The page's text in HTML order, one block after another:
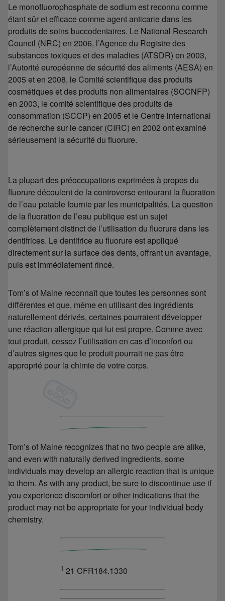
Le monofluorophosphate de sodium est reconnu comme
étant sûr et efficace comme agent anticarie dans les
produits de soins buccodentaires. Le National Research
Council (NRC) en 2006, l’Agence du Registre des
substances toxiques et des maladies (ATSDR) en 2003,
l’Autorité européenne de sécurité des aliments (AESA) en
2005 et en 2008, le Comité scientifique des produits
cosmétiques et des produits non alimentaires (SCCNFP)
en 2003, le comité scientifique des produits de
consommation (SCCP) en 2005 et le Centre international
de recherche sur le cancer (CIRC) en 2002 ont examiné
sérieusement la sécurité du fluorure.
La plupart des préoccupations exprimées à propos du
fluorure découlent de la controverse entourant la fluoration
de l’eau potable fournie par les municipalités. La question
de la fluoration de l’eau publique est un sujet
complètement distinct de l’utilisation du fluorure dans les
dentifrices. Le dentifrice au fluorure est appliqué
directement sur la surface des dents, offrant un avantage,
puis est immédiatement rincé.
Tom’s of Maine reconnaît que toutes les personnes sont
différentes et que, même en utilisant des ingrédients
naturellement dérivés, certaines pourraient développer
une réaction allergique qui lui est propre. Comme avec
tout produit, cessez l’utilisation en cas d’inconfort ou
d’autres signes que le produit pourrait ne pas être
approprié pour la chimie de votre corps.
Tom’s of Maine recognizes that no two people are alike,
and even with naturally derived ingredients, some
individuals may develop an allergic reaction that is unique
to them. As with any product, be sure to discontinue use if
you experience discomfort or other indications that the
product may not be appropriate for your individual body
chemistry.
1 21 CFR184.1330